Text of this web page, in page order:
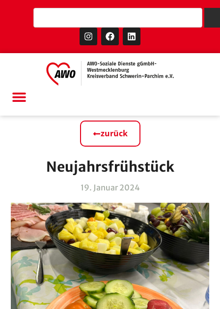
zurück
Neujahrsfrühstück
19. Januar 2024